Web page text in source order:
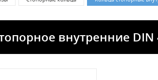
внутренние